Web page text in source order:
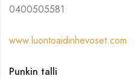
0400505581
www.luontoaidinhevoset.com
Punkin talli